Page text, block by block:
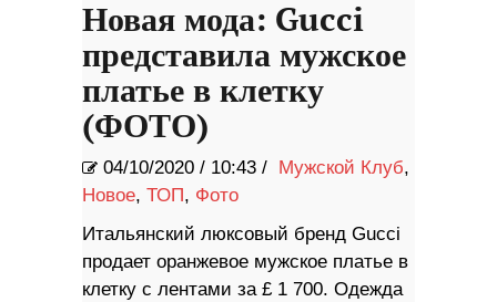
Новая мода: Gucci
представила мужское
платье в клетку
(ФОТО)
04/10/2020 / 10:43 / Мужской Клуб,
Новое, ТОП, Фото
Итальянский люксовый бренд Gucci
продает оранжевое мужское платье в
клетку с лентами за £ 1 700. Одежда